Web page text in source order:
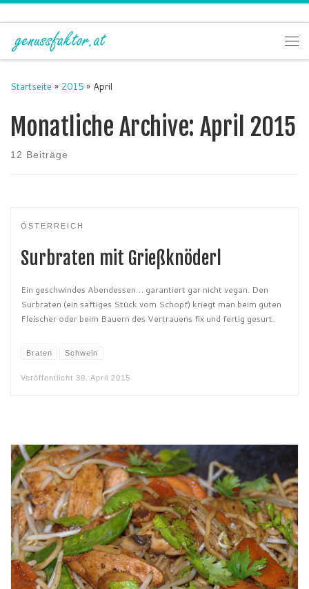
Zum Inhalt springen
Startseite » 2015 » April
Monatliche Archive: April 2015
12 Beiträge
ÖSTERREICH
Surbraten mit Grießknöderl
Ein geschwindes Abendessen… garantiert gar nicht vegan. Den
Surbraten (ein saftiges Stück vom Schopf) kriegt man beim guten
Fleischer oder beim Bauern des Vertrauens fix und fertig gesurt.
Braten Schwein
Veröffentlicht 30. April 2015